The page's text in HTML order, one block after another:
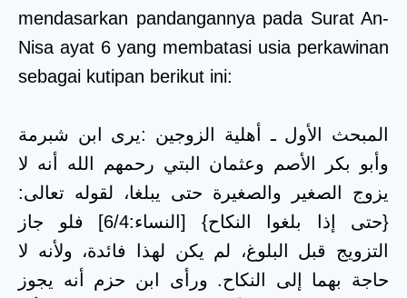
mendasarkan pandangannya pada Surat An-
Nisa ayat 6 yang membatasi usia perkawinan
sebagai kutipan berikut ini:
المبحث الأول ـ أهلية الزوجين :يرى ابن شبرمة
وأبو بكر الأصم وعثمان البتي رحمهم الله أنه لا
يزوج الصغير والصغيرة حتى يبلغا، لقوله تعالى:
{حتى إذا بلغوا النكاح} [النساء:6/4] فلو جاز
التزويج قبل البلوغ، لم يكن لهذا فائدة، ولأنه لا
حاجة بهما إلى النكاح. ورأى ابن حزم أنه يجوز